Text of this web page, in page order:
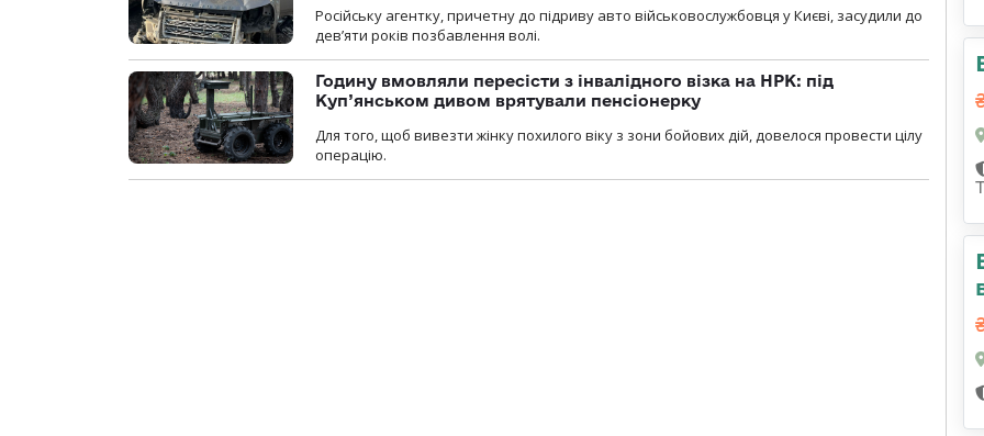
Російську агентку, причетну до підриву авто військовослужбовця у Києві, засудили до
дев’яти років позбавлення волі.
Годину вмовляли пересісти з інвалідного візка на НРК: під
Куп’янськом дивом врятували пенсіонерку
Для того, щоб вивезти жінку похилого віку з зони бойових дій, довелося провести цілу
операцію.